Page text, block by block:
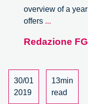
overview of a
offers ...
of
Redazione
30/01
2019
13min
read